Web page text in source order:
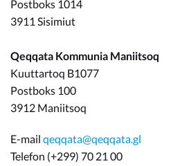
Postboks 1014
3911 Sisimiut
Qeqqata Kommunia Maniitsoq
Kuuttartoq B1077
Postboks 100
3912 Maniitsoq
E-mail qeqqata@qeqqata.gl
Telefon (+299) 70 21 00